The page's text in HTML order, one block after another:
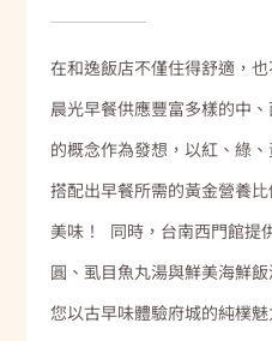
在和逸飯店不僅住得舒適，
晨光早餐供應豐富多樣的中
的概念作為發想，以紅、綠
搭配出早餐所需的黃金營養
美味！ 同時，台南西門館提
圓、虱目魚丸湯與鮮美海鮮
您以古早味體驗府城的純樸魅